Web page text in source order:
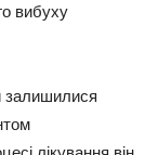
вибyхy
зaлишилиcя